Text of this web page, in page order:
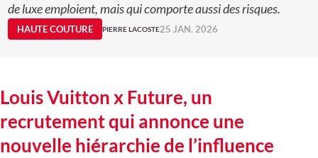
de luxe emploient, mais qui comporte aussi des risques.
HAUTE COUTURE PIERRE LACOSTE25 JAN. 2026
Louis Vuitton x Future, un
recrutement qui annonce une
nouvelle hiérarchie de l’influence